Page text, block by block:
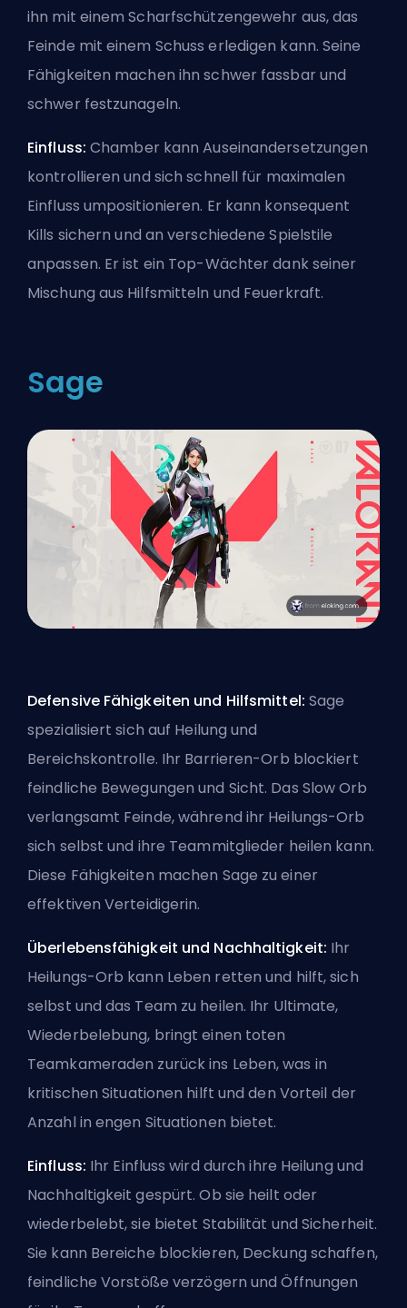
ihn mit einem Scharfschützengewehr aus, das
Feinde mit einem Schuss erledigen kann. Seine
Fähigkeiten machen ihn schwer fassbar und
schwer festzunageln.
Einfluss: Chamber kann Auseinandersetzungen
kontrollieren und sich schnell für maximalen
Einfluss umpositionieren. Er kann konsequent
Kills sichern und an verschiedene Spielstile
anpassen. Er ist ein Top-Wächter dank seiner
Mischung aus Hilfsmitteln und Feuerkraft.
Sage
Defensive Fähigkeiten und Hilfsmittel: Sage
spezialisiert sich auf Heilung und
Bereichskontrolle. Ihr Barrieren-Orb blockiert
feindliche Bewegungen und Sicht. Das Slow Orb
verlangsamt Feinde, während ihr Heilungs-Orb
sich selbst und ihre Teammitglieder heilen kann.
Diese Fähigkeiten machen Sage zu einer
effektiven Verteidigerin.
Überlebensfähigkeit und Nachhaltigkeit: Ihr
Heilungs-Orb kann Leben retten und hilft, sich
selbst und das Team zu heilen. Ihr Ultimate,
Wiederbelebung, bringt einen toten
Teamkameraden zurück ins Leben, was in
kritischen Situationen hilft und den Vorteil der
Anzahl in engen Situationen bietet.
Einfluss: Ihr Einfluss wird durch ihre Heilung und
Nachhaltigkeit gespürt. Ob sie heilt oder
wiederbelebt, sie bietet Stabilität und Sicherheit.
Sie kann Bereiche blockieren, Deckung schaffen,
feindliche Vorstöße verzögern und Öffnungen